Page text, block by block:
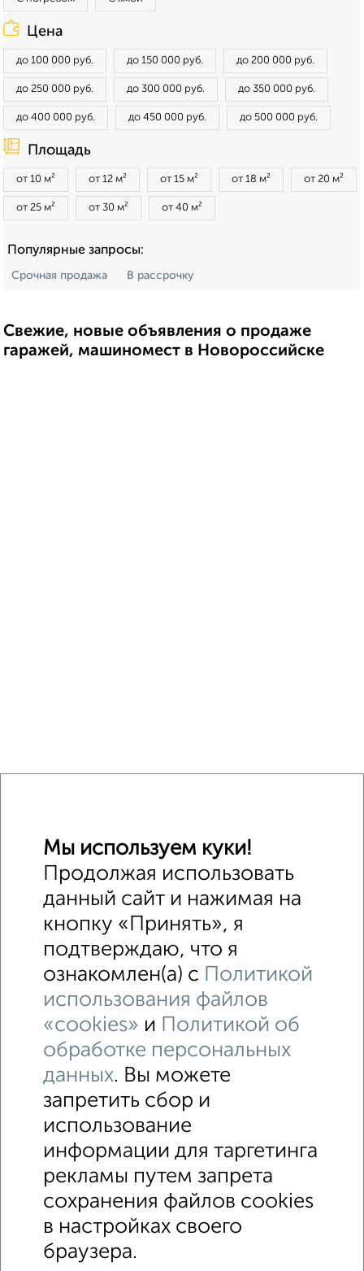
Цена
до 100 000 руб. до 150 000 руб. до 200 000 руб.
до 250 000 руб. до 300 000 руб. до 350 000 руб.
до 400 000 руб. до 450 000 руб. до 500 000 руб.
Площадь
от 10 м² от 12 м² от 15 м² от 18 м² от 20 м²
от 25 м² от 30 м² от 40 м²
Популярные запросы:
Срочная продажа В рассрочку
Свежие, новые объявления о продаже
гаражей, машиномест в Новороссийске
Машиноместа в паркинге Без посредников
Контакты
Политика конфиденциальности
Пользовательское соглашение
Новороссийск, улица Свободы 16А
© 2015–2026
Реклама на портале
Новости
Мы используем куки!
Продолжая использовать
данный сайт и нажимая на
кнопку «Принять», я
подтверждаю, что я
ознакомлен(а) с Политикой
использования файлов
«cookies» и Политикой об
обработке персональных
данных. Вы можете
запретить сбор и
использование
информации для таргетинга
рекламы путем запрета
сохранения файлов cookies
в настройках своего
браузера.